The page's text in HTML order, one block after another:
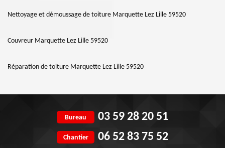
Nettoyage et démoussage de toiture Marquette Lez Lille 59520
Couvreur Marquette Lez Lille 59520
Réparation de toiture Marquette Lez Lille 59520
Bureau 03 59 28 20 51
Chantier 06 52 83 75 52